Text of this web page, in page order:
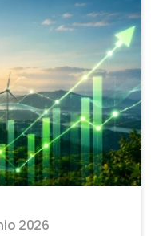
2026